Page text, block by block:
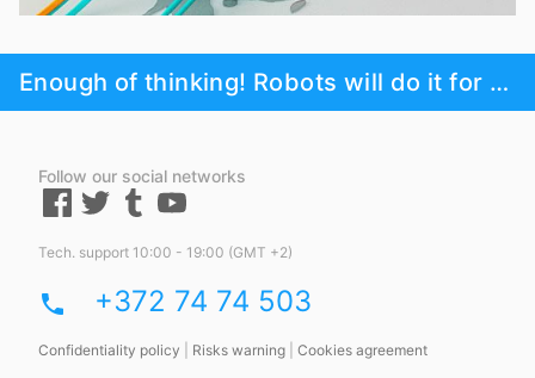
Enough of thinking! Robots will do it for you!
Follow our social networks
Tech. support 10:00 - 19:00 (GMT +2)
phone +372 74 74 503
Confidentiality policy Risks warning Cookies agreement